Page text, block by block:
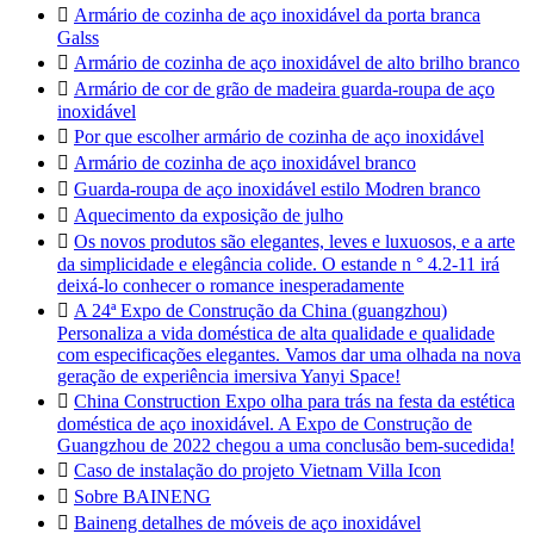
 Armário de cozinha de aço inoxidável da porta branca
Galss
 Armário de cozinha de aço inoxidável de alto brilho branco
 Armário de cor de grão de madeira guarda-roupa de aço
inoxidável
 Por que escolher armário de cozinha de aço inoxidável
 Armário de cozinha de aço inoxidável branco
 Guarda-roupa de aço inoxidável estilo Modren branco
 Aquecimento da exposição de julho
 Os novos produtos são elegantes, leves e luxuosos, e a arte
da simplicidade e elegância colide. O estande n ° 4.2-11 irá
deixá-lo conhecer o romance inesperadamente
 A 24ª Expo de Construção da China (guangzhou)
Personaliza a vida doméstica de alta qualidade e qualidade
com especificações elegantes. Vamos dar uma olhada na nova
geração de experiência imersiva Yanyi Space!
 China Construction Expo olha para trás na festa da estética
doméstica de aço inoxidável. A Expo de Construção de
Guangzhou de 2022 chegou a uma conclusão bem-sucedida!
 Caso de instalação do projeto Vietnam Villa Icon
 Sobre BAINENG
 Baineng detalhes de móveis de aço inoxidável